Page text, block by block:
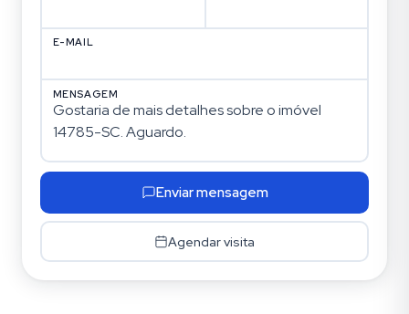
E-MAIL
MENSAGEM
Enviar mensagem
Agendar visita